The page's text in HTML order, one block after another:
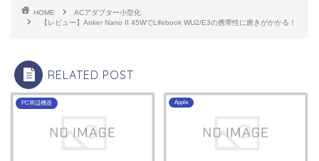
HOME
ACアダプター小型化
【レビュー】Anker Nano II 45WでLifebook WU2/E3の携帯性に磨きがかかる！
RELATED POST
PC周辺機器 Apple